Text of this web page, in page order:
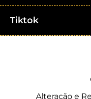
Tiktok
Alteração e